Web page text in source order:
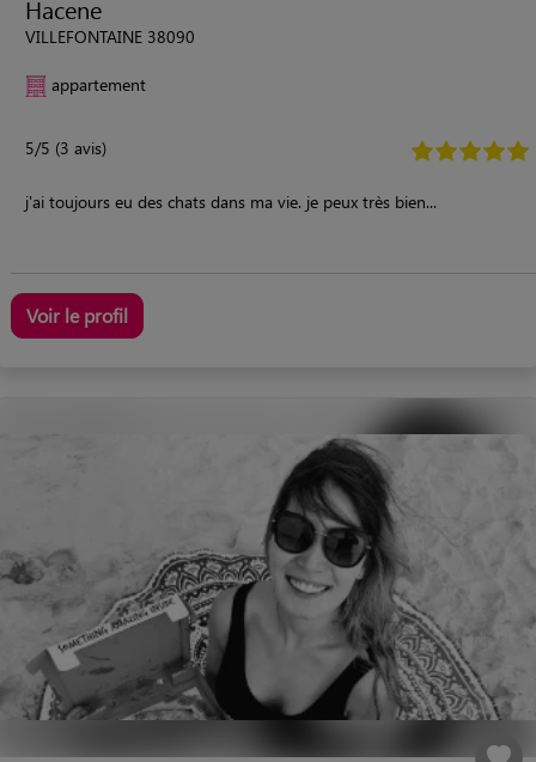
Hacene
VILLEFONTAINE 38090
appartement
5/5 (3 avis)
j'ai toujours eu des chats dans ma vie. je peux très bien...
Voir le profil